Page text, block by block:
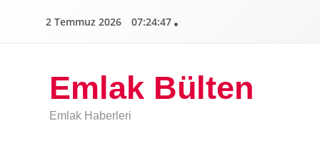
2 Temmuz 2026 07:24:48
Emlak Bülten
Emlak Haberleri